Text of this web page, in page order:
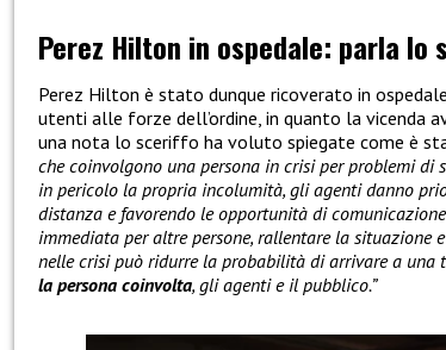
Perez Hilton in ospedale: parla lo
Perez Hilton è stato dunque ricoverato in
utenti alle forze dell’ordine, in quanto la vicenda
una nota lo sceriffo ha voluto spiegate come è
che coinvolgono una persona in crisi per problemi
in pericolo la propria incolumità, gli agenti danno
distanza e favorendo le opportunità di
immediata per altre persone, rallentare la situazione
nelle crisi può ridurre la probabilità di arrivare a una
la persona coinvolta, gli agenti e il pubblico.”